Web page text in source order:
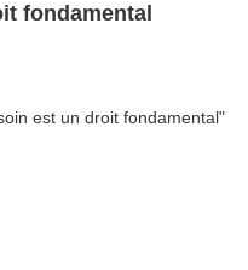
fondamental